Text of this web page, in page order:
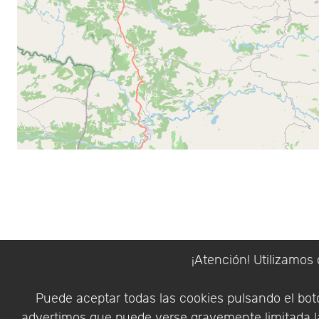
¡Atención!
Puede aceptar todas las cookies pulsando el